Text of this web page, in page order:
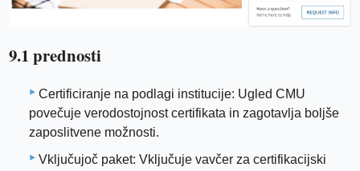
9.1 prednosti
Certificiranje na podlagi institucije: Ugled CMU
povečuje verodostojnost certifikata in zagotavlja boljše
zaposlitvene možnosti.
Vključujoč paket: Vključuje vavčer za certifikacijski